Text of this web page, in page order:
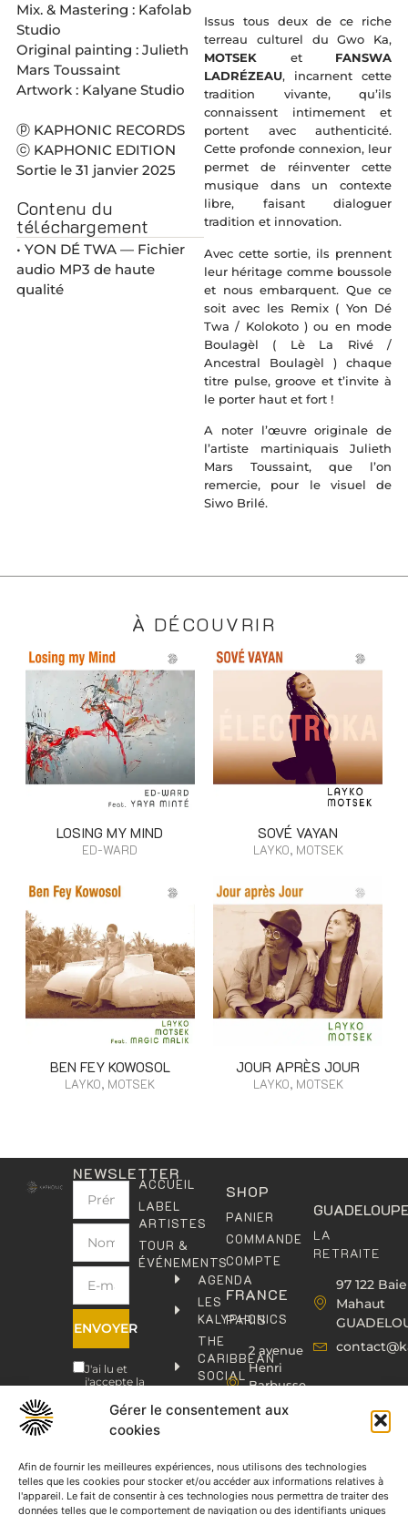
Gérer le consentement aux
cookies
Afin de fournir les meilleures expériences, nous utilisons des technologies
telles que les cookies pour stocker et/ou accéder aux informations relatives à
l'appareil. Le fait de consentir à ces technologies nous permettra de traiter des
données telles que le comportement de navigation ou des identifiants uniques
Mix. & Mastering : Kafolab
Studio
Original painting : Julieth
Mars Toussaint
Artwork : Kalyane Studio
ⓟ KAPHONIC RECORDS
ⓒ KAPHONIC EDITION
Sortie le 31 janvier 2025
Contenu du
téléchargement
• YON DÉ TWA — Fichier
audio MP3 de haute
qualité
Issus tous deux de ce riche
terreau culturel du Gwo Ka,
MOTSEK et FANSWA
LADRÉZEAU, incarnent cette
tradition vivante, qu’ils
connaissent intimement et
portent avec authenticité.
Cette profonde connexion, leur
permet de réinventer cette
musique dans un contexte
libre, faisant dialoguer
tradition et innovation.
Avec cette sortie, ils prennent
leur héritage comme boussole
et nous embarquent. Que ce
soit avec les Remix ( Yon Dé
Twa / Kolokoto ) ou en mode
Boulagèl ( Lè La Rivé /
Ancestral Boulagèl ) chaque
titre pulse, groove et t’invite à
le porter haut et fort !
A noter l’œuvre originale de
l’artiste martiniquais Julieth
Mars Toussaint, que l’on
remercie, pour le visuel de
Siwo Brilé.
À DÉCOUVRIR
LOSING MY MIND
ED-WARD
SOVÉ VAYAN
LAYKO, MOTSEK
BEN FEY KOWOSOL
LAYKO, MOTSEK
JOUR APRÈS JOUR
LAYKO, MOTSEK
NEWSLETTER
ENVOYER
J'ai lu et
j'accepte la
confidentialité
ACCUEIL
LABEL
ARTISTES
TOUR &
ÉVÉNEMENTS
AGENDA
LES
KALYPHONICS
THE
CARIBBEAN
SOCIAL
KAFOLAB
ÉDITION
CONTACT
FRANCE
PARIS
2 avenue
Henri
Barbusse,
93000
BOBIGNY
06
76
46
SHOP
PANIER
COMMANDE
COMPTE
LA
RETRAITE
97 122 Baie
Mahaut